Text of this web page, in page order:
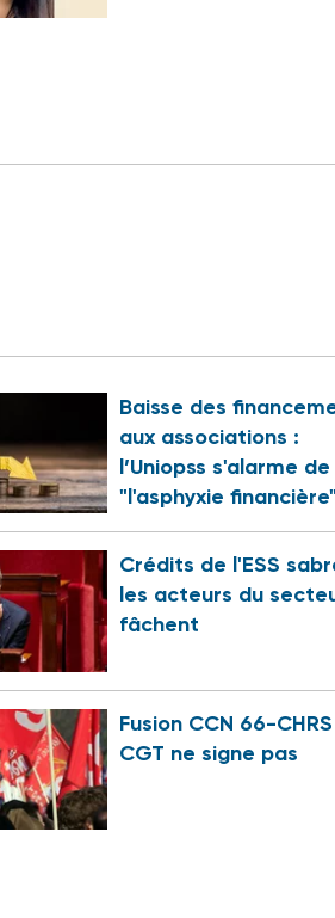
Baisse des
aux associations :
l’Uniopss s'alarme de
"l'asphyxie financière"
Crédits de l'ESS
les acteurs du
fâchent
Fusion CCN 66-
CGT ne signe pas